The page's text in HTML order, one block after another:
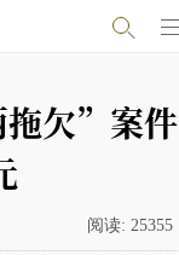
拖欠”案件
阅读: 25355